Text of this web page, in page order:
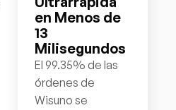
en Menos de
13
Milisegundos
El 99.35% de las
órdenes de
Wisuno se